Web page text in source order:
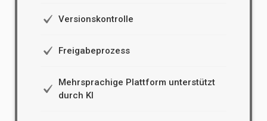
Versionskontrolle
Freigabeprozess
Mehrsprachige Plattform unterstützt
durch KI